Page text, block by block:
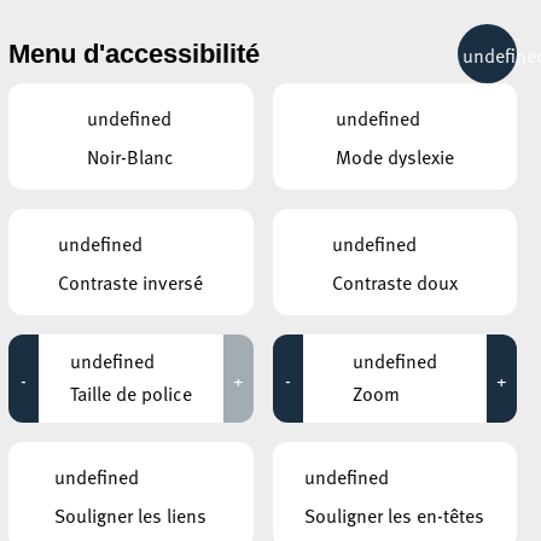
RÉCRÉATION MOBILITÉ
ÉVÉNEMENTS CONTINUS
12 NOVEMBRE 2020
Eric Mangen – MONUMENTA X
Jusqu'au 14 novembre
Fackelwanderung – Marche aux
flambeaux – Torch Hike
Jusqu'au 14 novembre
23°C
Menu d'accessibilité
undefined
Noir-Blanc
undefined
Mode dyslexie
undefined
Contraste inversé
undefined
Contraste doux
-
undefined
Taille de police
+ -
undefined
Zoom
+
undefined
Souligner les liens
undefined
Souligner les en-têtes